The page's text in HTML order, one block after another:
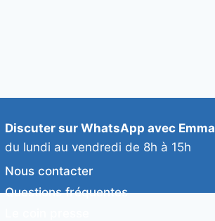
Discuter sur WhatsApp avec Emma
du lundi au vendredi de 8h à 15h
Nous contacter
Questions fréquentes